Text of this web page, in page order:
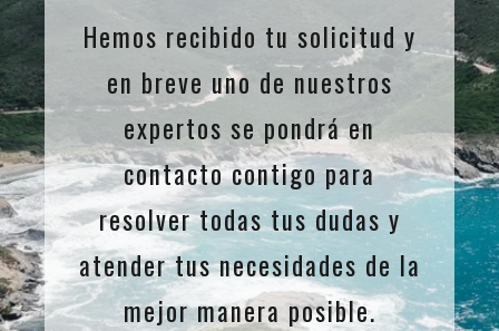
Hemos recibido tu solicitud y
en breve uno de nuestros
expertos se pondrá en
contacto contigo para
resolver todas tus dudas y
atender tus necesidades de la
mejor manera posible.